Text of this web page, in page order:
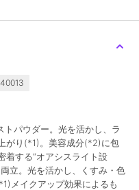
トパウダー。光を活かし、ラ
がり(*1)。美容成分(*2)に包
着する“オアシスライト設
立。光を活かし、くすみ・色
メイクアップ効果によるも